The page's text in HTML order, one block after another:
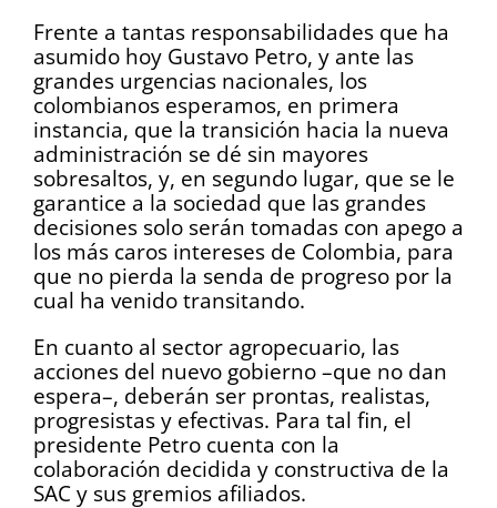
Frente a tantas responsabilidades que ha
asumido hoy Gustavo Petro, y ante las
grandes urgencias nacionales, los
colombianos esperamos, en primera
instancia, que la transición hacia la nueva
administración se dé sin mayores
sobresaltos, y, en segundo lugar, que se le
garantice a la sociedad que las grandes
decisiones solo serán tomadas con apego a
los más caros intereses de Colombia, para
que no pierda la senda de progreso por la
cual ha venido transitando.
En cuanto al sector agropecuario, las
acciones del nuevo gobierno –que no dan
espera–, deberán ser prontas, realistas,
progresistas y efectivas. Para tal fin, el
presidente Petro cuenta con la
colaboración decidida y constructiva de la
SAC y sus gremios afiliados.